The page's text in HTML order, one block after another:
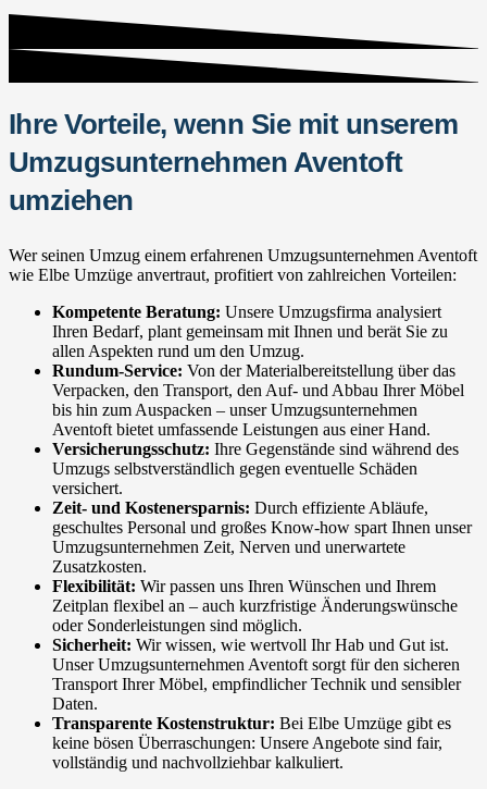
Ihre Vorteile, wenn Sie mit unserem
Umzugsunternehmen Aventoft
umziehen
Wer seinen Umzug einem erfahrenen Umzugsunternehmen Aventoft
wie Elbe Umzüge anvertraut, profitiert von zahlreichen Vorteilen:
Kompetente Beratung: Unsere Umzugsfirma analysiert
Ihren Bedarf, plant gemeinsam mit Ihnen und berät Sie zu
allen Aspekten rund um den Umzug.
Rundum-Service: Von der Materialbereitstellung über das
Verpacken, den Transport, den Auf- und Abbau Ihrer Möbel
bis hin zum Auspacken – unser Umzugsunternehmen
Aventoft bietet umfassende Leistungen aus einer Hand.
Versicherungsschutz: Ihre Gegenstände sind während des
Umzugs selbstverständlich gegen eventuelle Schäden
versichert.
Zeit- und Kostenersparnis: Durch effiziente Abläufe,
geschultes Personal und großes Know-how spart Ihnen unser
Umzugsunternehmen Zeit, Nerven und unerwartete
Zusatzkosten.
Flexibilität: Wir passen uns Ihren Wünschen und Ihrem
Zeitplan flexibel an – auch kurzfristige Änderungswünsche
oder Sonderleistungen sind möglich.
Sicherheit: Wir wissen, wie wertvoll Ihr Hab und Gut ist.
Unser Umzugsunternehmen Aventoft sorgt für den sicheren
Transport Ihrer Möbel, empfindlicher Technik und sensibler
Daten.
Transparente Kostenstruktur: Bei Elbe Umzüge gibt es
keine bösen Überraschungen: Unsere Angebote sind fair,
vollständig und nachvollziehbar kalkuliert.